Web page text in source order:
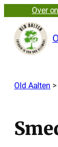
inhoud
Over
Old Aalten >